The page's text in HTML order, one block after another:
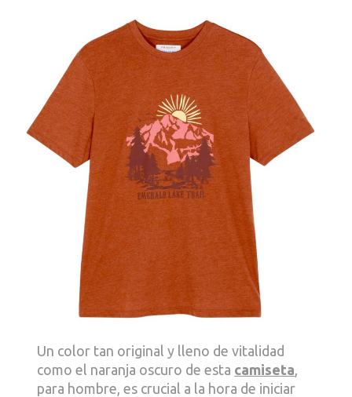
Un color tan original y lleno de vitalidad
como el naranja oscuro de esta camiseta
para hombre, es crucial a la hora de iniciar